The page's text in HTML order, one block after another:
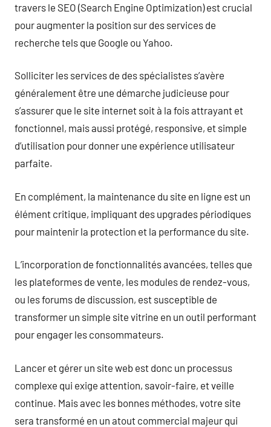
travers le SEO (Search Engine Optimization) est crucial
pour augmenter la position sur des services de
recherche tels que Google ou Yahoo.
Solliciter les services de des spécialistes s’avère
généralement être une démarche judicieuse pour
s’assurer que le site internet soit à la fois attrayant et
fonctionnel, mais aussi protégé, responsive, et simple
d’utilisation pour donner une expérience utilisateur
parfaite.
En complément, la maintenance du site en ligne est un
élément critique, impliquant des upgrades périodiques
pour maintenir la protection et la performance du site.
L’incorporation de fonctionnalités avancées, telles que
les plateformes de vente, les modules de rendez-vous,
ou les forums de discussion, est susceptible de
transformer un simple site vitrine en un outil performant
pour engager les consommateurs.
Lancer et gérer un site web est donc un processus
complexe qui exige attention, savoir-faire, et veille
continue. Mais avec les bonnes méthodes, votre site
sera transformé en un atout commercial majeur qui